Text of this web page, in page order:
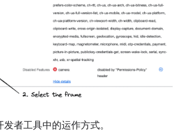
者工具中的运作方式。